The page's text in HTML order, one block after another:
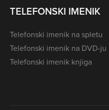
TELEFONSKI IMENIK
Telefonski imenik na spletu
Telefonski imenik na DVD-ju
Telefonski imenik knjiga